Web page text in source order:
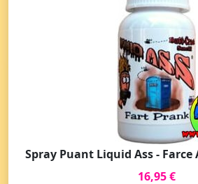
16,95 €